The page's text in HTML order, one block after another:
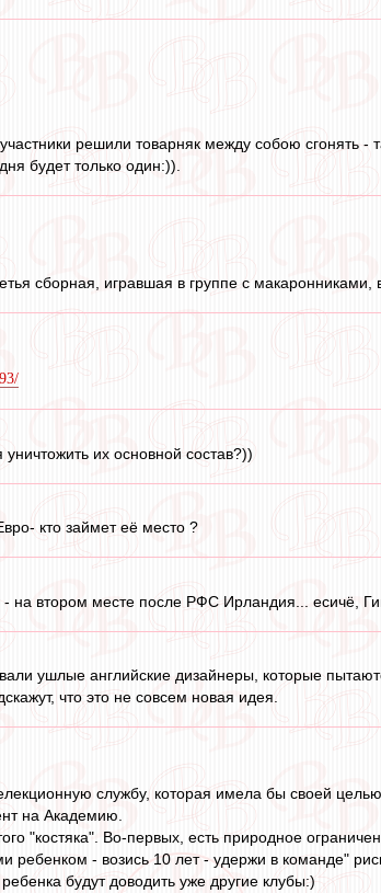
решили товарняк между собою сгонять -
будет только один:)).
сборная, игравшая в группе с макаронниками,
их основной состав?))
кто займет её место ?
на втором месте после РФС Ирландия... есичё,
ушлые английские дизайнеры, которые
что это не совсем новая идея.
службу, которая имела бы своей
на Академию.
"костяка". Во-первых, есть природное
ребенком - возись 10 лет - удержи в команде"
будут доводить уже другие клубы:)